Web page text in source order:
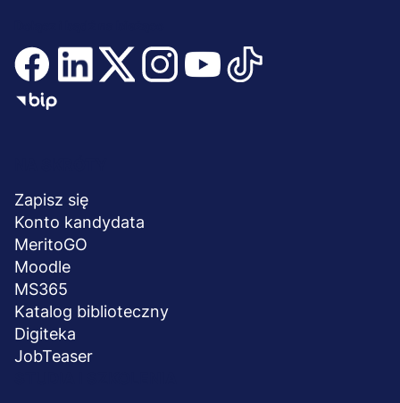
stopka
Zapisz się
Konto kandydata
MeritoGO
Moodle
MS365
Katalog biblioteczny
Digiteka
JobTeaser